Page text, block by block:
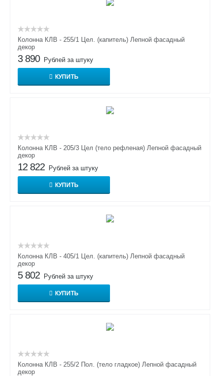
Колонна КЛВ - 255/1 Цел. (капитель) Лепной фасадный
декор
3 890 Рублей за штуку
КУПИТЬ
Колонна КЛВ - 205/3 Цел (тело рефленая) Лепной фасадный
декор
12 822 Рублей за штуку
КУПИТЬ
Колонна КЛВ - 405/1 Цел. (капитель) Лепной фасадный
декор
5 802 Рублей за штуку
КУПИТЬ
Колонна КЛВ - 255/2 Пол. (тело гладкое) Лепной фасадный
декор